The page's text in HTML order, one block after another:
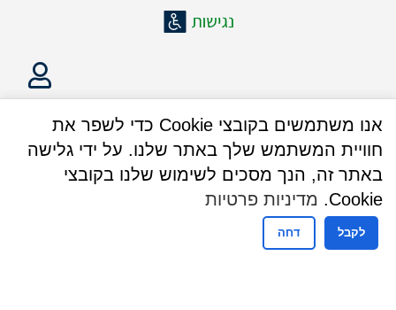
אנו משתמשים בקובצי Cookie כדי לשפר את
חוויית המשתמש שלך באתר שלנו. על ידי גלישה
באתר זה, הנך מסכים לשימוש שלנו בקובצי
Cookie.
מדיניות פרטיות
לקבל דחה